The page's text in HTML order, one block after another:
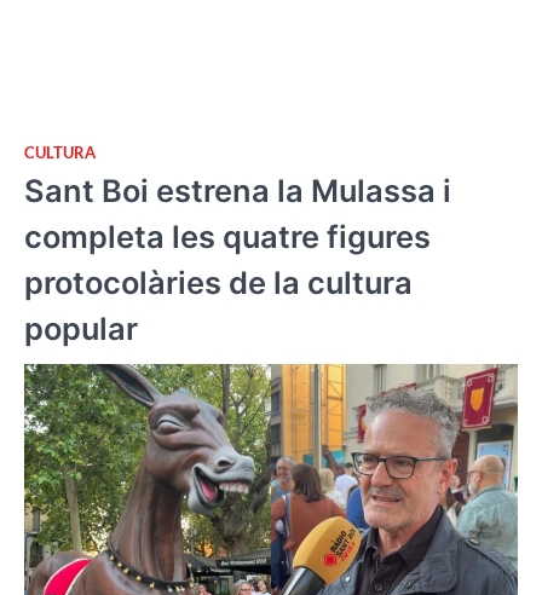
CULTURA
Sant Boi estrena la Mulassa i
completa les quatre figures
protocolàries de la cultura
popular